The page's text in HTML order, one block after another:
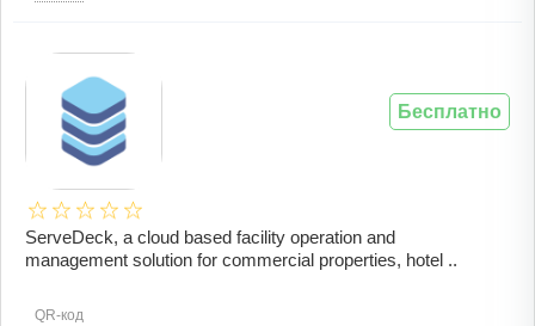
ServeDeck, a cloud based facility operation and
management solution for commercial properties, hotel ..
QR-код
Бесплатно